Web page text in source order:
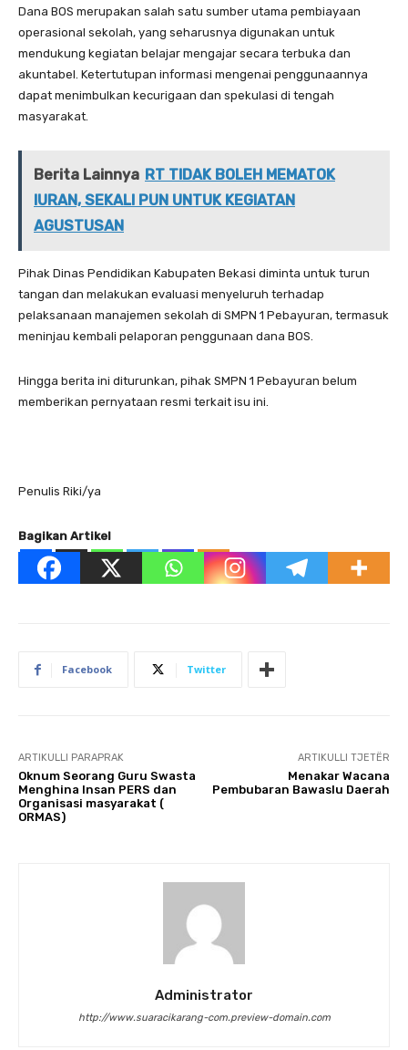
Dana BOS merupakan salah satu sumber utama pembiayaan
operasional sekolah, yang seharusnya digunakan untuk
mendukung kegiatan belajar mengajar secara terbuka dan
akuntabel. Ketertutupan informasi mengenai penggunaannya
dapat menimbulkan kecurigaan dan spekulasi di tengah
masyarakat.
Berita Lainnya RT TIDAK BOLEH MEMATOK
IURAN, SEKALI PUN UNTUK KEGIATAN
AGUSTUSAN
Pihak Dinas Pendidikan Kabupaten Bekasi diminta untuk turun
tangan dan melakukan evaluasi menyeluruh terhadap
pelaksanaan manajemen sekolah di SMPN 1 Pebayuran, termasuk
meninjau kembali pelaporan penggunaan dana BOS.
Hingga berita ini diturunkan, pihak SMPN 1 Pebayuran belum
memberikan pernyataan resmi terkait isu ini.
Penulis Riki/ya
Bagikan Artikel
Facebook Twitter
ARTIKULLI PARAPRAK
Oknum Seorang Guru Swasta
Menghina Insan PERS dan
Organisasi masyarakat (
ORMAS)
ARTIKULLI TJETËR
Menakar Wacana
Pembubaran Bawaslu Daerah
Administrator
http://www.suaracikarang-com.preview-domain.com